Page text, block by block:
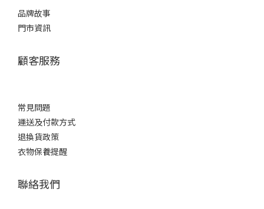
品牌故事
門市資訊
顧客服務
常見問題
運送及付款方式
退換貨政策
衣物保養提醒
聯絡我們